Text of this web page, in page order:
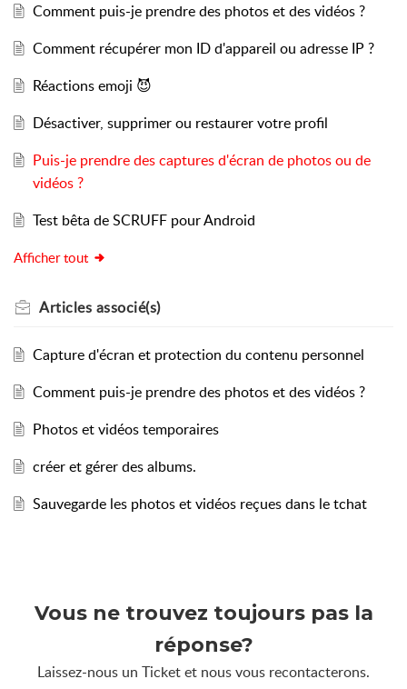
Comment puis-je prendre des photos et des vidéos ?
Comment récupérer mon ID d'appareil ou adresse IP ?
Réactions emoji 😈
Désactiver, supprimer ou restaurer votre profil
Puis-je prendre des captures d'écran de photos ou de
vidéos ?
Test bêta de SCRUFF pour Android
Afficher tout
Articles associé(s)
Capture d'écran et protection du contenu personnel
Comment puis-je prendre des photos et des vidéos ?
Photos et vidéos temporaires
créer et gérer des albums.
Sauvegarde les photos et vidéos reçues dans le tchat
Vous ne trouvez toujours pas la
réponse?
Laissez-nous un Ticket et nous vous recontacterons.